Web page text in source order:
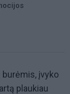
įvyko
plaukiau